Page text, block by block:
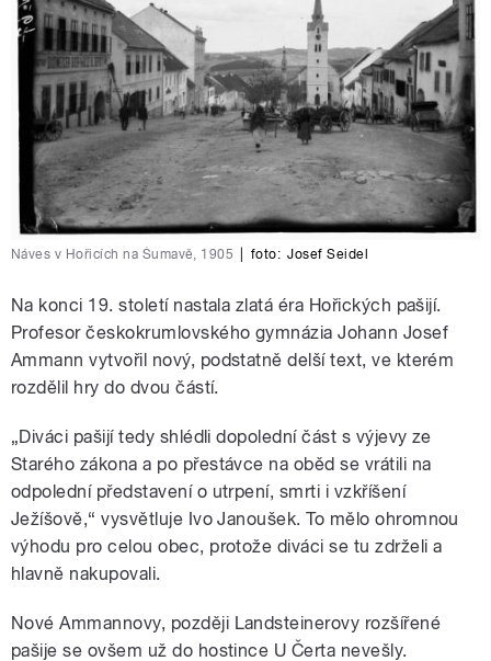
Náves v Hořicích na Šumavě, 1905 foto: Josef Seidel
Na konci 19. století nastala zlatá éra Hořických pašijí.
Profesor českokrumlovského gymnázia Johann Josef
Ammann vytvořil nový, podstatně delší text, ve kterém
rozdělil hry do dvou částí.
„Diváci pašijí tedy shlédli dopolední část s výjevy ze
Starého zákona a po přestávce na oběd se vrátili na
odpolední představení o utrpení, smrti i vzkříšení
Ježíšově,“ vysvětluje Ivo Janoušek. To mělo ohromnou
výhodu pro celou obec, protože diváci se tu zdrželi a
hlavně nakupovali.
Nové Ammannovy, později Landsteinerovy rozšířené
pašije se ovšem už do hostince U Čerta nevešly.